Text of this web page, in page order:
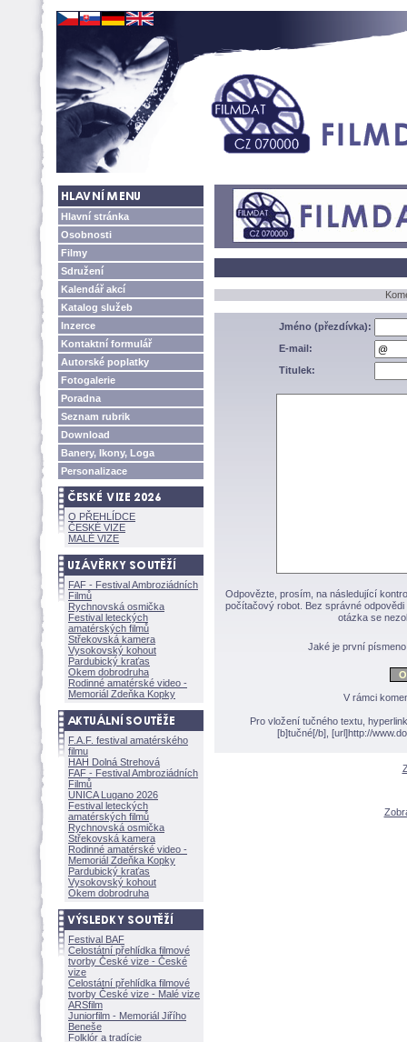
Hlavní stránka
Osobnosti
Filmy
Sdružení
Kalendář akcí
Katalog služeb
Inzerce
Kontaktní formulář
Autorské poplatky
Fotogalerie
Poradna
Seznam rubrik
Download
Banery, Ikony, Loga
Personalizace
O PŘEHLÍDCE
ČESKÉ VIZE
MALÉ VIZE
FAF - Festival Ambroziádních
Filmů
Rychnovská osmička
Festival leteckých
amatérských filmů
Střekovská kamera
Vysokovský kohout
Pardubický kraťas
Okem dobrodruha
Rodinné amatérské video -
Memoriál Zdeňka Kopky
F.A.F. festival amatérského
filmu
HAH Dolná Strehov
FAF - Festival Ambroziádních
Filmů
UNICA Lugano 2026
Festival leteckých
amatérských filmů
Rychnovská osmička
Střekovská kamera
Rodinné amatérské video -
Memoriál Zdeňka Kopky
Pardubický kraťas
Vysokovský kohout
Okem dobrodruha
Festival BAF
Celostátní přehlídka filmové
tvorby České vize - České
vize
Celostátní přehlídka filmové
tvorby České vize - Malé vize
ARSfilm
Juniorfilm - Memoriál Jiřího
Beneše
Folklór a tradície
Jméno (přezdívka):
E-mail:
Titulek:
Odpovězte, prosím, na následující
počítačový robot. Bez správné
otázka se
Jaké je první
V rámci
Pro vložení tučného textu,
[b]tučné[/b], [url]http://